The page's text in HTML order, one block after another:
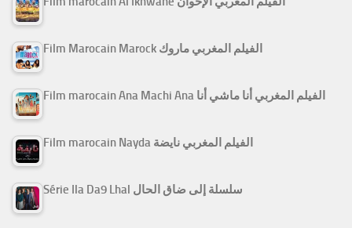
Film Marocain Marock الفيلم المغربي ماروك
Film marocain Ana Machi Ana الفيلم المغربي أنا ماشي أنا
Film marocain Nayda الفيلم المغربي نايضة
Série Ila Da9 Lhal سلسلة إلى ضاق الحال